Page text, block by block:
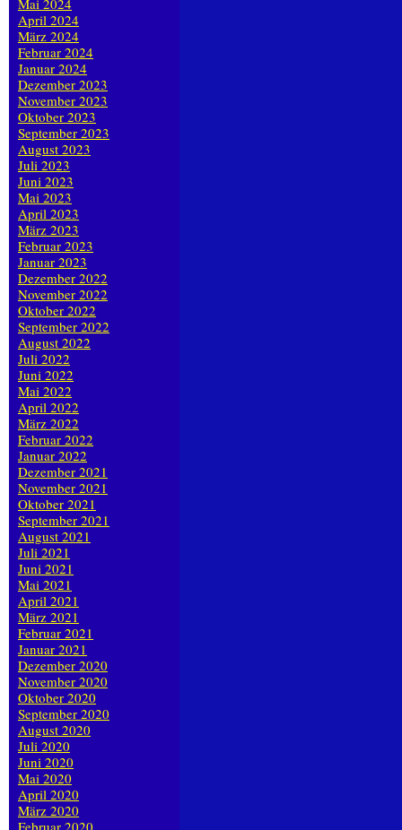
Mai 2024
April 2024
März 2024
Februar 2024
Januar 2024
Dezember 2023
November 2023
Oktober 2023
September 2023
August 2023
Juli 2023
Juni 2023
Mai 2023
April 2023
März 2023
Februar 2023
Januar 2023
Dezember 2022
November 2022
Oktober 2022
September 2022
August 2022
Juli 2022
Juni 2022
Mai 2022
April 2022
März 2022
Februar 2022
Januar 2022
Dezember 2021
November 2021
Oktober 2021
September 2021
August 2021
Juli 2021
Juni 2021
Mai 2021
April 2021
März 2021
Februar 2021
Januar 2021
Dezember 2020
November 2020
Oktober 2020
September 2020
August 2020
Juli 2020
Juni 2020
Mai 2020
April 2020
März 2020
Februar 2020